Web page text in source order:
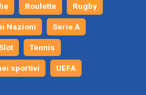
Roulette Rugby
Nazioni Serie A
Tennis
sportivi UEFA